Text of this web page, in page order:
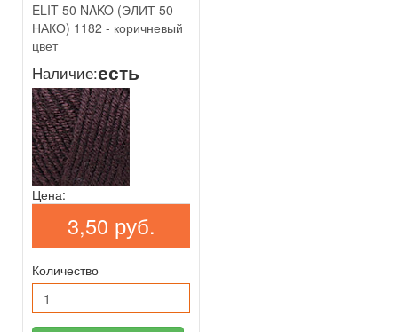
ELIT 50 NAKO (ЭЛИТ 50
НАКО) 1182 - коричневый
цвет
Наличие:есть
Цена:
3,50 руб.
Количество